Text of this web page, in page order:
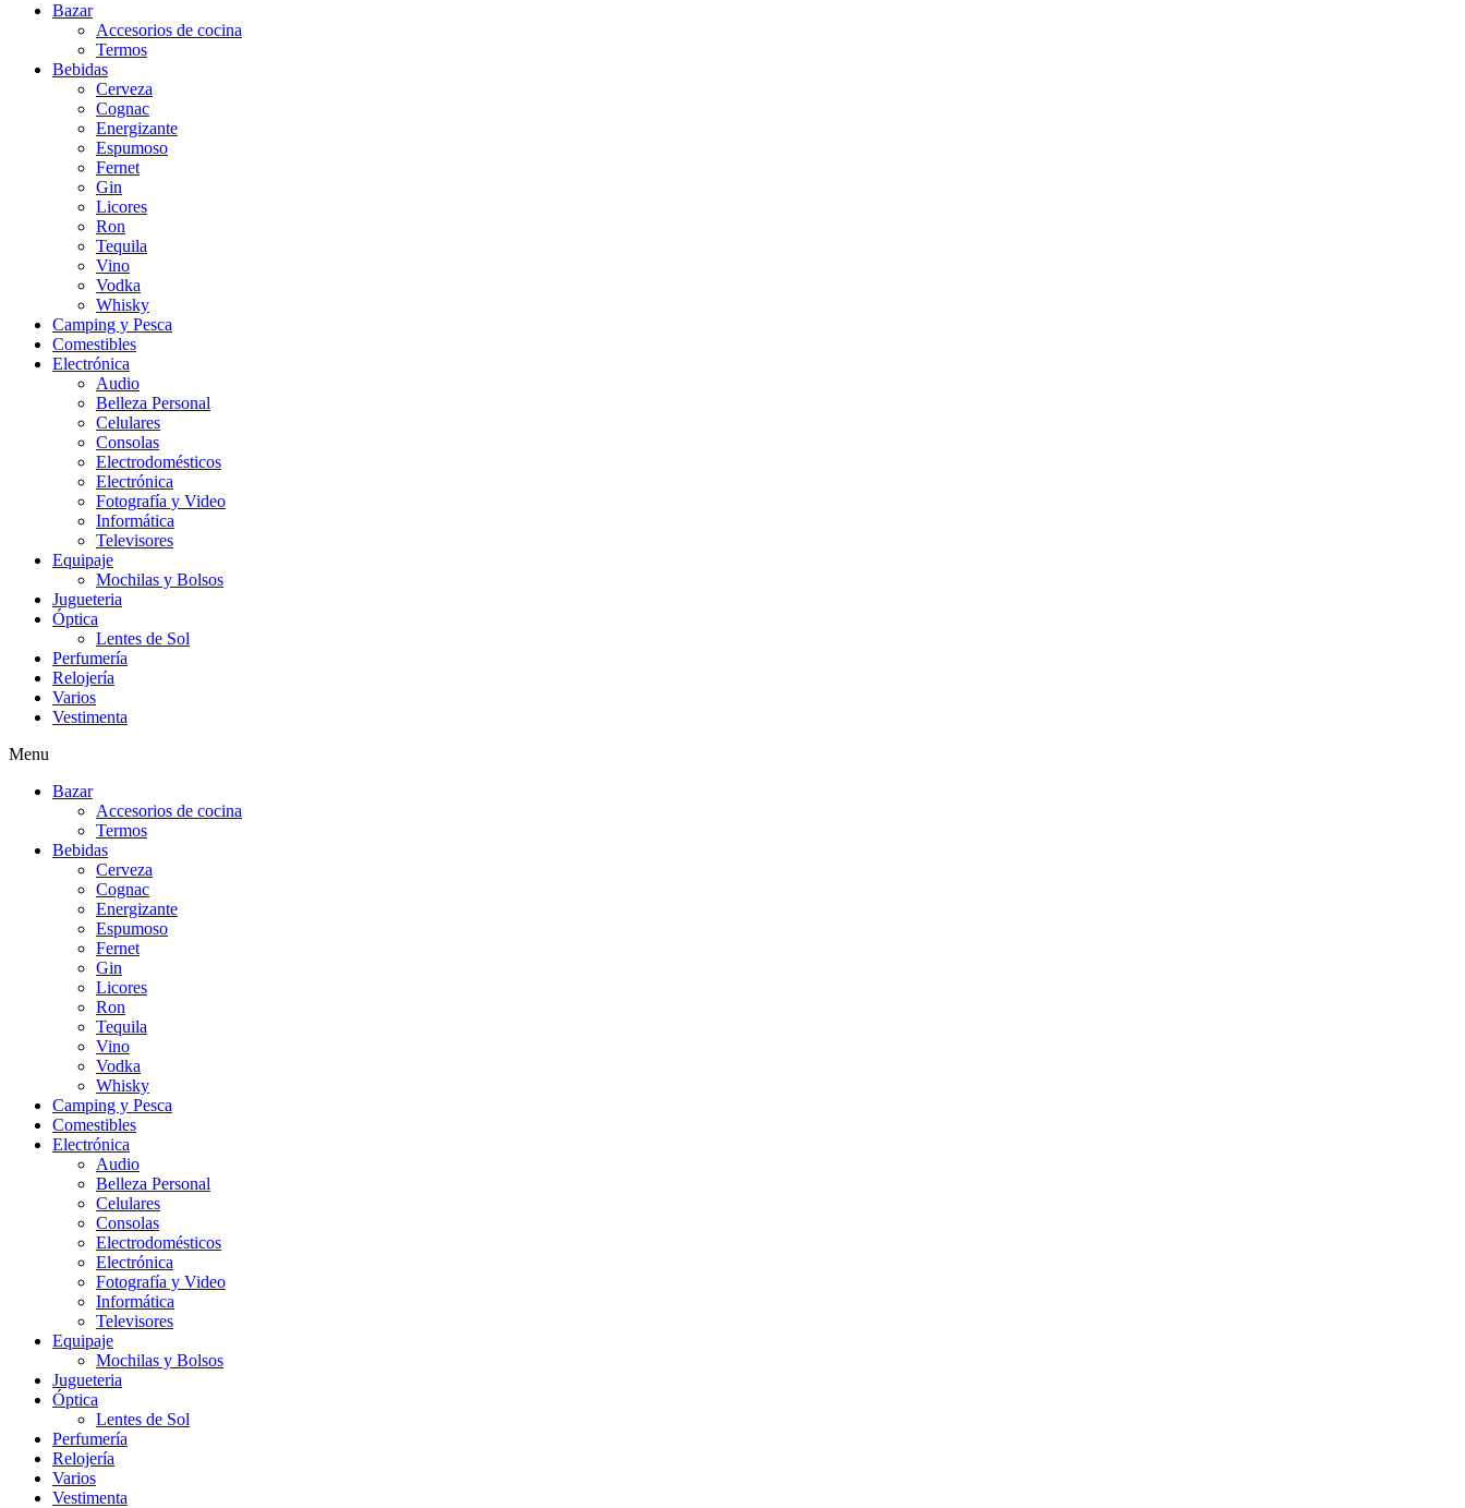
Bazar
Accesorios de cocina
Termos
Bebidas
Cerveza
Cognac
Energizante
Espumoso
Fernet
Gin
Licores
Ron
Tequila
Vino
Vodka
Whisky
Camping y Pesca
Comestibles
Electrónica
Audio
Belleza Personal
Celulares
Consolas
Electrodomésticos
Electrónica
Fotografía y Video
Informática
Televisores
Equipaje
Mochilas y Bolsos
Jugueteria
Óptica
Lentes de Sol
Perfumería
Relojería
Varios
Vestimenta
Menu
Bazar
Accesorios de cocina
Termos
Bebidas
Cerveza
Cognac
Energizante
Espumoso
Fernet
Gin
Licores
Ron
Tequila
Vino
Vodka
Whisky
Camping y Pesca
Comestibles
Electrónica
Audio
Belleza Personal
Celulares
Consolas
Electrodomésticos
Electrónica
Fotografía y Video
Informática
Televisores
Equipaje
Mochilas y Bolsos
Jugueteria
Óptica
Lentes de Sol
Perfumería
Relojería
Varios
Vestimenta